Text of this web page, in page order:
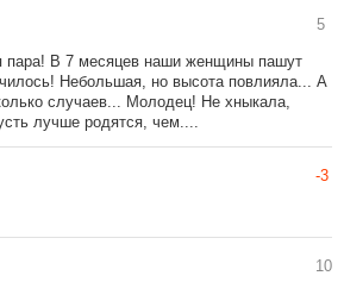
5
пара! В 7 месяцев наши женщины пашут
Небольшая, но высота повлияла... А
случаев... Молодец! Не хныкала,
лучше родятся, чем....
-3
10